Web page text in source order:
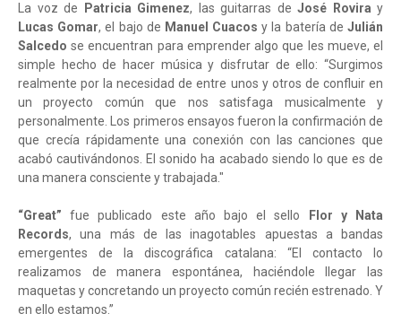
La voz de Patricia Gimenez, las guitarras de José Rovira y
Lucas Gomar, el bajo de Manuel Cuacos y la batería deJulián
Salcedo se encuentran para emprender algo que les mueve, el
simple hecho de hacer música y disfrutar de ello: “Surgimos
realmente por la necesidad de entre unos y otros de confluir en
un proyecto común que nos satisfaga musicalmente y
personalmente. Los primeros ensayos fueron la confirmación de
que crecía rápidamente una conexión con las canciones que
acabó cautivándonos. El sonido ha acabado siendo lo que es de
una manera consciente y trabajada."
“Great”fue publicado este año bajo el sello
Flor y Nata
Records, una más de las inagotables apuestas a bandas
emergentes de la discográfica catalana: “El contacto lo
realizamos de manera espontánea, haciéndole llegar las
maquetas y concretando un proyecto común recién estrenado. Y
en ello estamos.”